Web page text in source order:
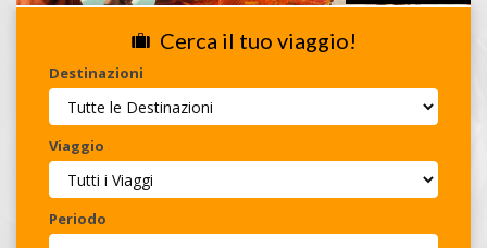
Cerca il tuo viaggio!
Destinazioni
Viaggio
Periodo